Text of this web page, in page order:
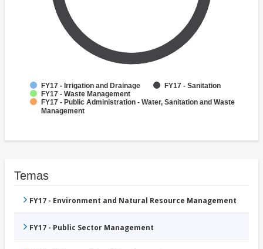
FY17 - Irrigation and Drainage
FY17 - Sanitation
FY17 - Waste Management
FY17 - Public Administration - Water, Sanitation and Waste
Management
Temas
FY17 - Environment and Natural Resource Management
FY17 - Public Sector Management